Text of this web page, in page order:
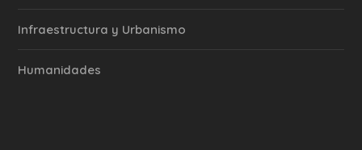
Infraestructura y Urbanismo
Humanidades